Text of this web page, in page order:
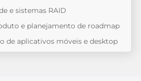
e sistemas RAID
e planejamento de roadmap
de aplicativos móveis e desktop